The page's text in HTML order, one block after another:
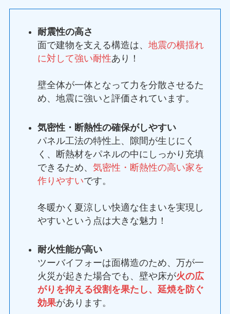
耐震性の高さ
面で建物を支える構造は、 地震の横揺れ
に対して強い耐性あり！
壁全体が一体となって力を分散させるた
め、地震に強いと評価されています。
気密性・断熱性の確保がしやすい
パネル工法の特性上、隙間が生じにく
く、断熱材をパネルの中にしっかり充填
できるため、 気密性・断熱性の高い家を
作りやすいです。
冬暖かく夏涼しい快適な住まいを実現し
やすいという点は大きな魅力！
耐火性能が高い
ツーバイフォーは面構造のため、万が一
火災が起きた場合でも、壁や床が火の広
がりを抑える役割を果たし、延焼を防ぐ
効果があります。